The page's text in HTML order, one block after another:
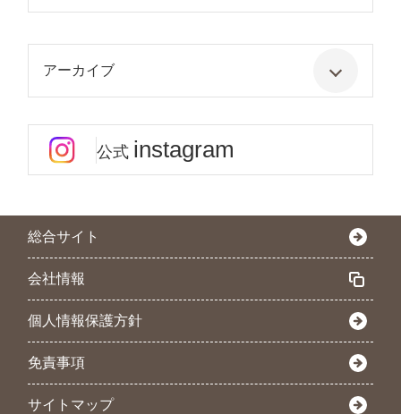
アーカイブ
公式 instagram
総合サイト
会社情報
個人情報保護方針
免責事項
サイトマップ